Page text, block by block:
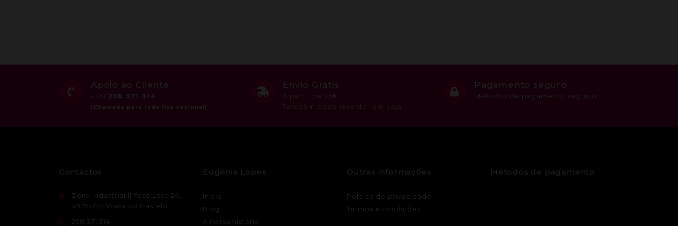
Apoio ao Cliente
+351 258 371 314
Envio Grátis
A partir de 75€
Também pode levantar em Loja
Pagamento seguro
Métodos de pagamento seguros
Contactos
Zona Industrial II Fase Lote 26,
4935-232 Viana do Castelo
258 371 314
Eugénia Lopes
Início
Blog
A nossa história
Outras informações
Política de privacidade
Termos e condições
Métodos de pagamento